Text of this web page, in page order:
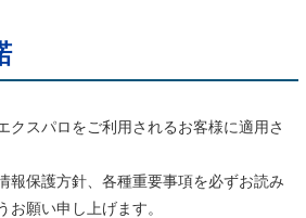
クスパロをご利用されるお客様に適用さ
報保護方針、各種重要事項を必ずお読み
願い申し上げます。